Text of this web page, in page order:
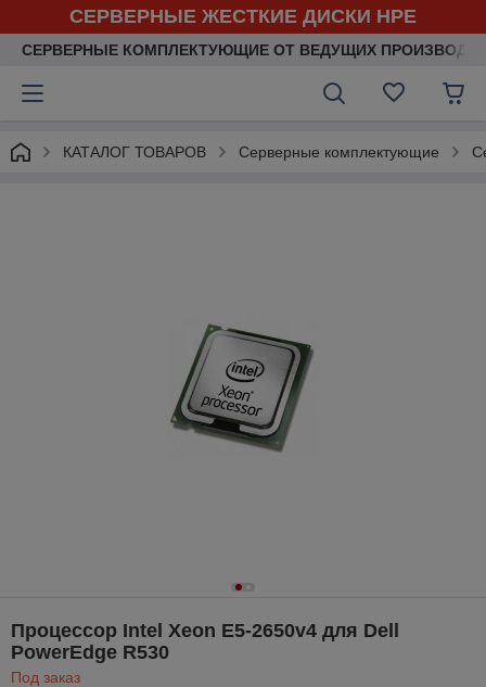
СЕРВЕРНЫЕ ЖЕСТКИЕ ДИСКИ HPE
СЕРВЕРНЫЕ КОМПЛЕКТУЮЩИЕ ОТ ВЕДУЩИХ
КАТАЛОГ ТОВАРОВ Серверные комплектующие
Процессор Intel Xeon E5-2650v4 для Dell
PowerEdge R530
Под заказ